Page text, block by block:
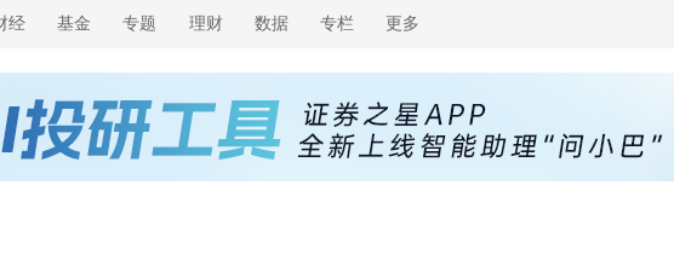
经 基金 专题 理财 数据 专栏 更多